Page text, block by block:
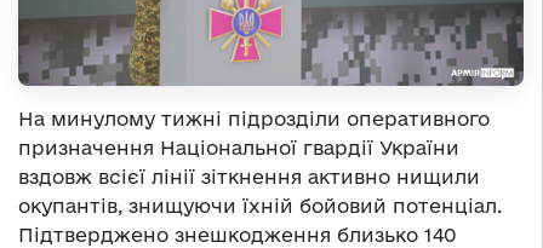
На минулому тижні підрозділи оперативного
призначення Національної гвардії України
вздовж всієї лінії зіткнення активно нищили
окупантів, знищуючи їхній бойовий потенціал.
Підтверджено знешкодження близько 140